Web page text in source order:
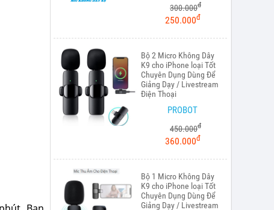
300.000đ
250.000đ
Bộ 2 Micro Không Dây
K9 cho iPhone loại Tốt
Chuyên Dụng Dùng Để
Giảng Dạy / Livestream
Điện Thoại
PROBOT
450.000đ
360.000đ
Bộ 1 Micro Không Dây
K9 cho iPhone loại Tốt
Chuyên Dụng Dùng Để
Giảng Dạy / Livestream